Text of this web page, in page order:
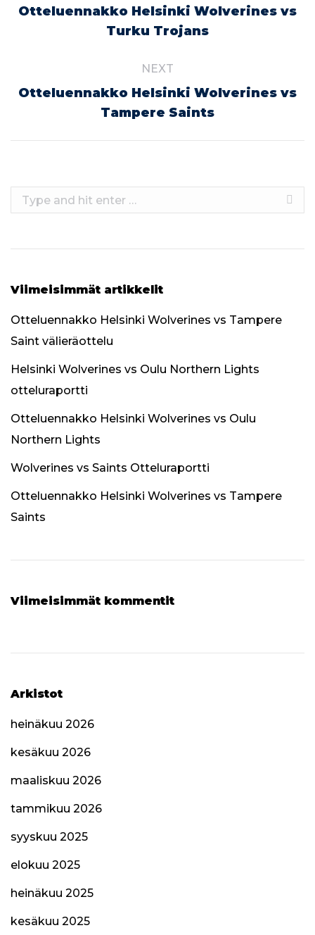
Previous
post:
Otteluennakko Helsinki Wolverines vs
Turku Trojans
NEXT
Next
Otteluennakko Helsinki Wolverines vs
Tampere Saints
Search:
Viimeisimmät artikkelit
Otteluennakko Helsinki Wolverines vs Tampere
Saint välieräottelu
Helsinki Wolverines vs Oulu Northern Lights
otteluraportti
Otteluennakko Helsinki Wolverines vs Oulu
Northern Lights
Wolverines vs Saints Otteluraportti
Otteluennakko Helsinki Wolverines vs Tampere
Saints
Viimeisimmät kommentit
Arkistot
heinäkuu 2026
kesäkuu 2026
maaliskuu 2026
tammikuu 2026
syyskuu 2025
elokuu 2025
heinäkuu 2025
kesäkuu 2025